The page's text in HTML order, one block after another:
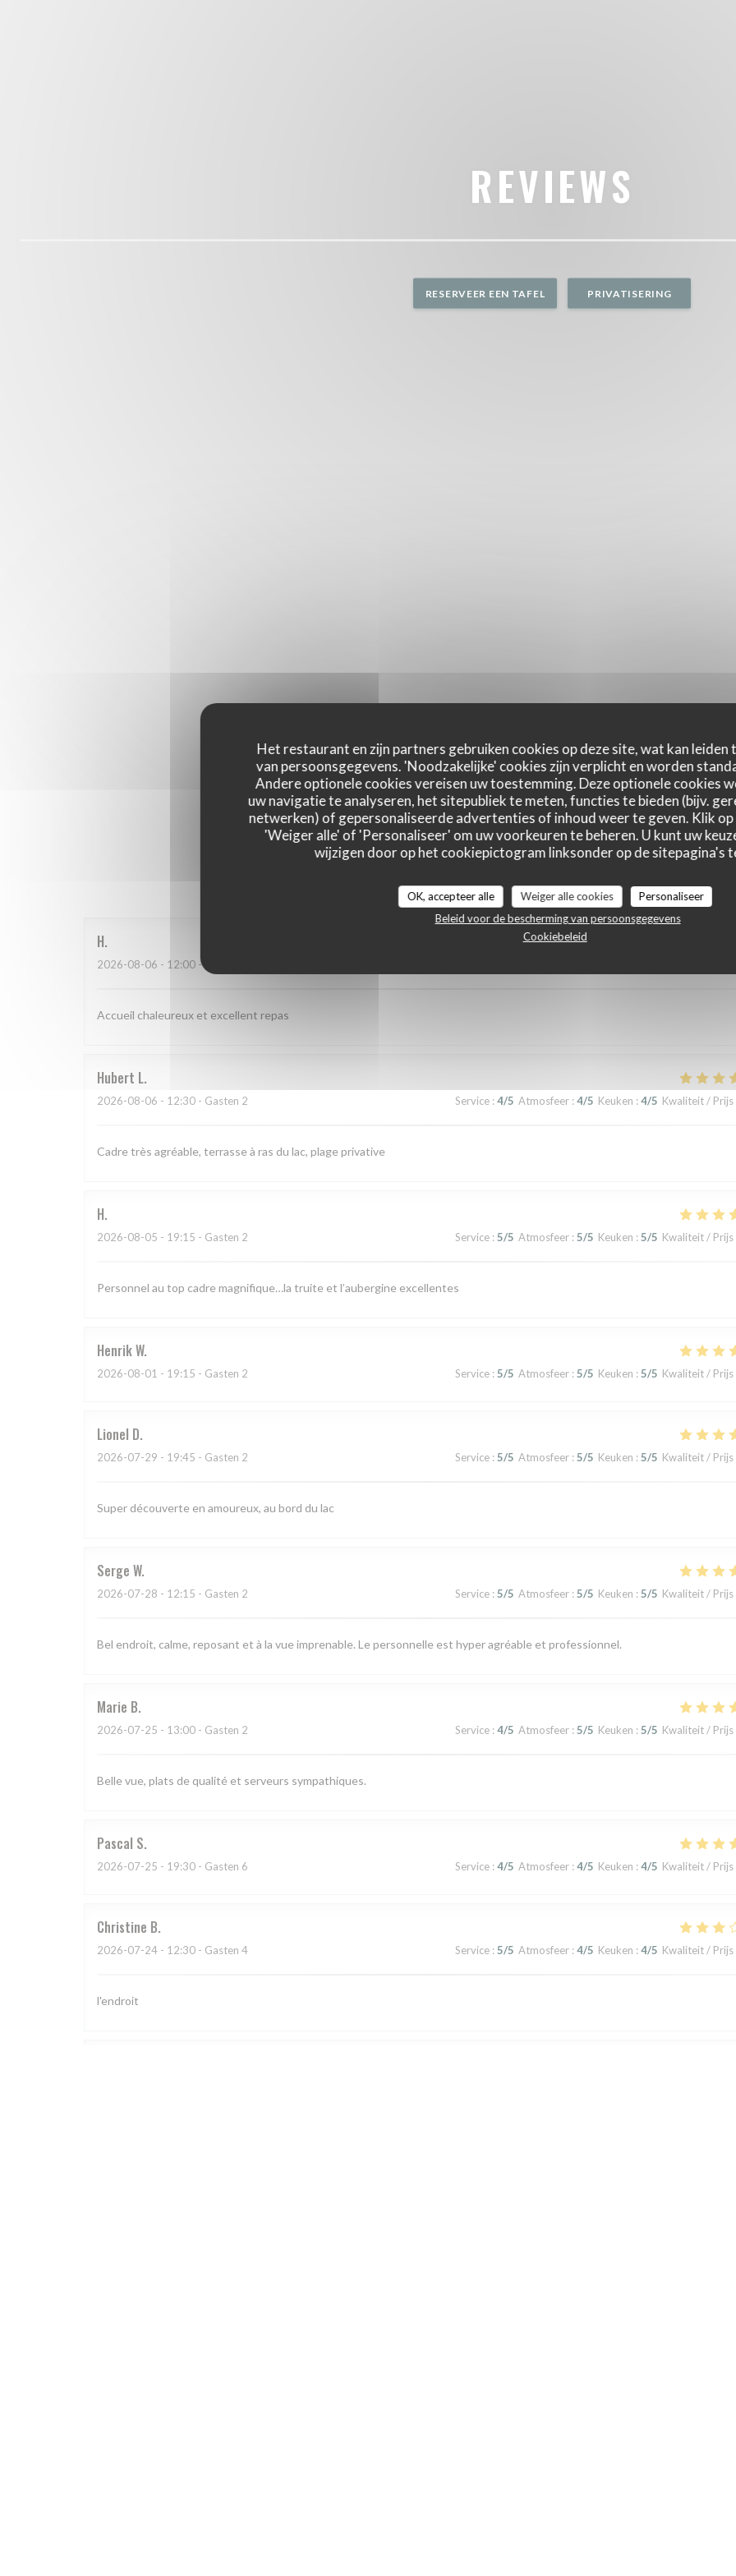
Het restaurant en zijn partners gebruiken cookies op deze site, wat kan
van persoonsgegevens. 'Noodzakelijke' cookies zijn verplicht en worden
Andere optionele cookies vereisen uw toestemming. Deze optionele cookies
uw navigatie te analyseren, het sitepubliek te meten, functies te bieden (bijv.
netwerken) of gepersonaliseerde advertenties of inhoud weer te geven. Klik op
'Weiger alle' of 'Personaliseer' om uw voorkeuren te beheren. U kunt uw
wijzigen door op het cookiepictogram linksonder op de sitepagina's
OK, accepteer alle Weiger alle cookies
Personaliseer
Beleid voor de bescherming van persoonsgegevens
Cookiebeleid
REVIEWS
RESERVEER EEN TAFEL PRIVATISERING
Onze gastbeoordelingen
H
2026-08-06 - 12:00 - Gasten 3
Accueil chaleureux et excellent repas
Hubert L
2026-08-06 - 12:30 - Gasten 2 Service : 4/5 Atmosfeer : 4/5 Keuken : 4/5 Kwaliteit / Prijs
Cadre très agréable, terrasse à ras du lac, plage privative
H
2026-08-05 - 19:15 - Gasten 2 Service : 5/5 Atmosfeer : 5/5 Keuken : 5/5 Kwaliteit / Prijs
Personnel au top cadre magnifique…la truite et l’aubergine excellentes
HenrikW
2026-08-01 - 19:15 - Gasten 2 Service : 5/5 Atmosfeer : 5/5 Keuken : 5/5 Kwaliteit / Prijs
Lionel D
2026-07-29 - 19:45 - Gasten 2 Service : 5/5 Atmosfeer : 5/5 Keuken : 5/5 Kwaliteit / Prijs
Super découverte en amoureux, au bord du lac
Serge W
2026-07-28 - 12:15 - Gasten 2 Service : 5/5 Atmosfeer : 5/5 Keuken : 5/5 Kwaliteit / Prijs
Bel endroit, calme, reposant et à la vue imprenable. Le personnelle est hyper agréable et professionnel.
Marie B
2026-07-25 - 13:00 - Gasten 2 Service : 4/5 Atmosfeer : 5/5 Keuken : 5/5 Kwaliteit / Prijs
Belle vue, plats de qualité et serveurs sympathiques.
Pascal S
2026-07-25 - 19:30 - Gasten 6 Service : 4/5 Atmosfeer : 4/5 Keuken : 4/5 Kwaliteit / Prijs
Christine B
2026-07-24 - 12:30 - Gasten 4 Service : 5/5 Atmosfeer : 4/5 Keuken : 4/5 Kwaliteit / Prijs
l'endroit